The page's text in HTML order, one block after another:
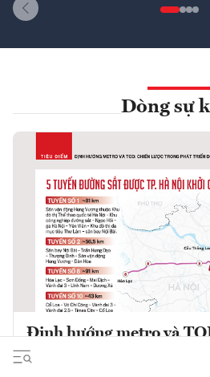
Dòng sự
Định hướng metro và
trong phát triển đô thị